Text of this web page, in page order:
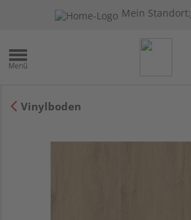
Mein Standort:
Vinylboden